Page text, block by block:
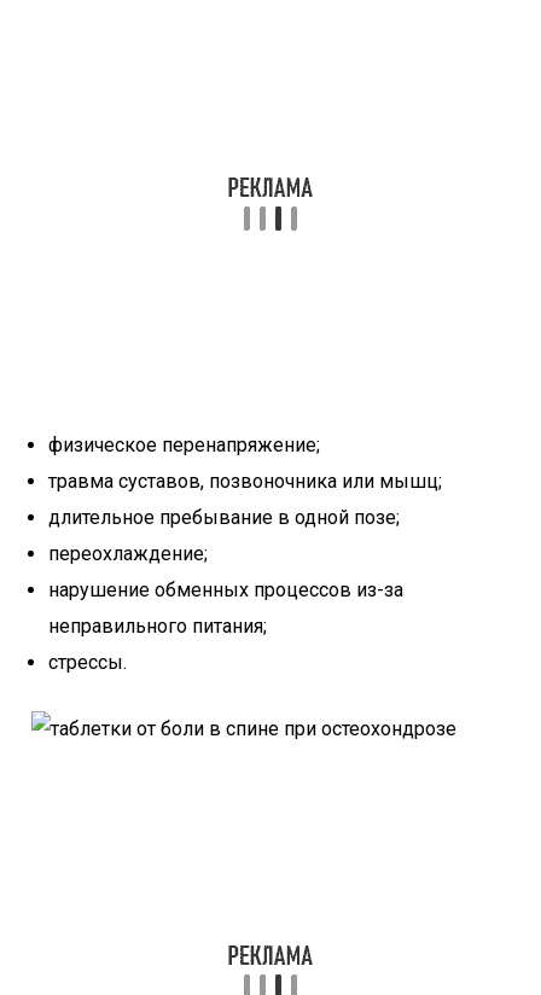
физическое перенапряжение;
травма суставов, позвоночника или мышц;
длительное пребывание в одной позе;
переохлаждение;
нарушение обменных процессов из-за
неправильного питания;
стрессы.